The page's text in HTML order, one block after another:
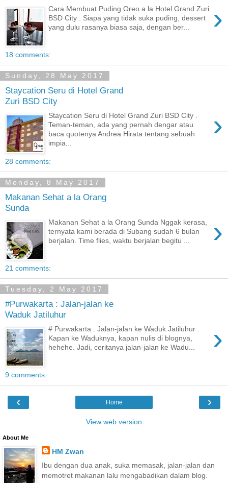
›
Cara Membuat Puding Oreo a la Hotel Grand Zuri
BSD City . Siapa yang tidak suka puding, dessert
yang dulu rasanya biasa saja, dengan ber...
18 comments:
Sunday, 28 May 2017
Staycation Seru di Hotel Grand
Zuri BSD City
›
Staycation Seru di Hotel Grand Zuri BSD City .
Teman-teman, ada yang pernah dengar atau
baca quotenya Andrea Hirata tentang sebuah
impia...
28 comments:
Monday, 8 May 2017
Makanan Sehat a la Orang
Sunda
›
Makanan Sehat a la Orang Sunda Nggak kerasa,
ternyata kami berada di Subang sudah 6 bulan
berjalan. Time flies, waktu berjalan begitu ...
21 comments:
Tuesday, 2 May 2017
#Purwakarta : Jalan-jalan ke
Waduk Jatiluhur
›
# Purwakarta : Jalan-jalan ke Waduk Jatiluhur .
Kapan ke Waduknya, kapan nulis di blognya,
hehehe. Jadi, ceritanya jalan-jalan ke Wadu...
9 comments:
‹ ›
Home
View web version
About Me
HM Zwan
Ibu dengan dua anak, suka memasak, jalan-jalan dan
memotret makanan lalu mengabadikan dalam blog.